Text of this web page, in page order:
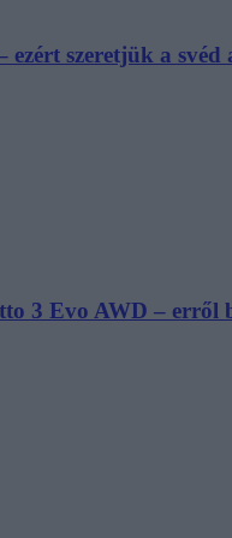
ezért szeretjük a svéd
3 Evo AWD – erről